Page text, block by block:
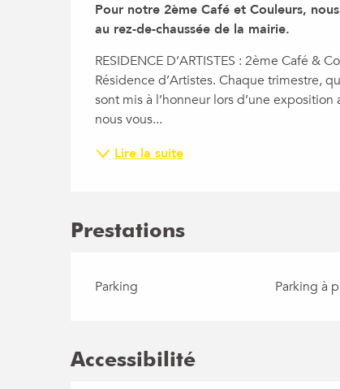
Pour notre 2ème Café et Couleurs,
au rez-de-chaussée de la mairie.
RESIDENCE D’ARTISTES : 2ème Café &
Résidence d’Artistes. Chaque trimestre,
sont mis à l’honneur lors d’une
nous vous...
Lire la suite
Prestations
Parking Parking à
Accessibilité